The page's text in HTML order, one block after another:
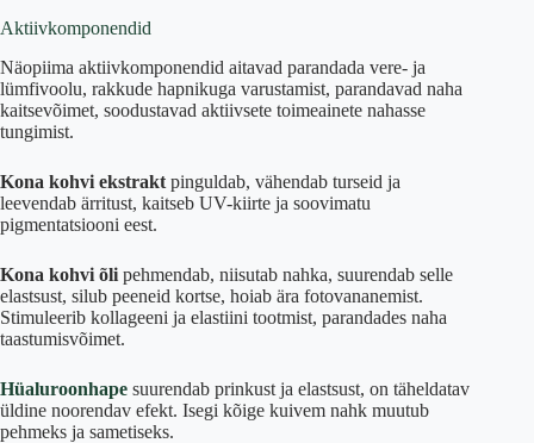
Aktiivkomponendid
Näopiima aktiivkomponendid aitavad parandada vere- ja
lümfivoolu, rakkude hapnikuga varustamist, parandavad naha
kaitsevõimet, soodustavad aktiivsete toimeainete nahasse
tungimist.
Kona kohvi ekstrakt pinguldab, vähendab turseid ja
leevendab ärritust, kaitseb UV-kiirte ja soovimatu
pigmentatsiooni eest.
Kona kohvi õli pehmendab, niisutab nahka, suurendab selle
elastsust, silub peeneid kortse, hoiab ära fotovananemist.
Stimuleerib kollageeni ja elastiini tootmist, parandades naha
taastumisvõimet.
Hüaluroonhape suurendab prinkust ja elastsust, on täheldatav
üldine noorendav efekt. Isegi kõige kuivem nahk muutub
pehmeks ja sametiseks.